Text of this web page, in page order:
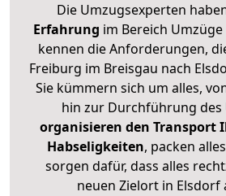
Die Umzugsexperten
Erfahrung im Bereich
kennen die Anforderungen,
Freiburg im Breisgau nach
Sie kümmern sich um alles,
hin zur Durchführung des
organisieren den Transport
Habseligkeiten, packen
sorgen dafür, dass alles
neuen Zielort in Elsdorf